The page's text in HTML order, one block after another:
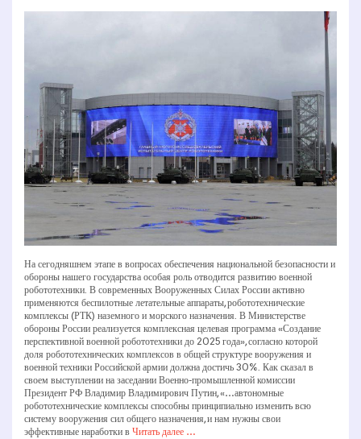
На сегодняшнем этапе в вопросах обеспечения национальной безопасности и
обороны нашего государства особая роль отводится развитию военной
робототехники. В современных Вооруженных Силах России активно
применяются беспилотные летательные аппараты, робототехнические
комплексы (РТК) наземного и морского назначения. В Министерстве
обороны России реализуется комплексная целевая программа «Создание
перспективной военной робототехники до 2025 года», согласно которой
доля робототехнических комплексов в общей структуре вооружения и
военной техники Российской армии должна достичь 30%. Как сказал в
своем выступлении на заседании Военно-промышленной комиссии
Президент РФ Владимир Владимирович Путин, «…автономные
робототехнические комплексы способны принципиально изменить всю
систему вооружения сил общего назначения, и нам нужны свои
эффективные наработки в Читать далее …